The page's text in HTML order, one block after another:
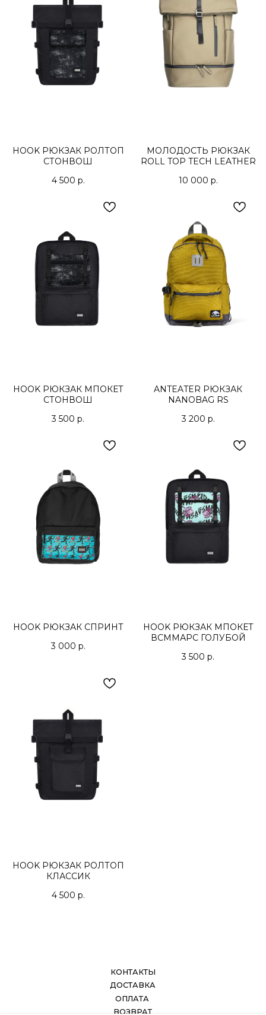
HOOK РЮКЗАК РОЛТОП
СТОНВОШ
4 500 р.
МОЛОДОСТЬ РЮКЗАК
ROLL TOP TECH LEATHER
10 000 р.
HOOK РЮКЗАК МПОКЕТ
СТОНВОШ
3 500 р.
ANTEATER РЮКЗАК
NANOBAG RS
3 200 р.
HOOK РЮКЗАК СПРИНТ
3 000 р.
HOOK РЮКЗАК МПОКЕТ
ВСММАРС ГОЛУБОЙ
3 500 р.
HOOK РЮКЗАК РОЛТОП
КЛАССИК
4 500 р.
ДОКУМЕНТЫ
ВОЗВРАТ
ДОСТАВКА